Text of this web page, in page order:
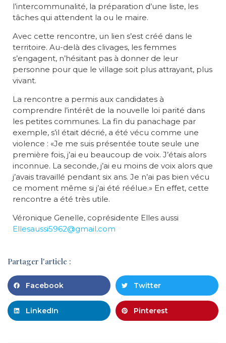
l’intercommunalité, la préparation d’une liste, les
tâches qui attendent la ou le maire.
Avec cette rencontre, un lien s’est créé dans le
territoire. Au-delà des clivages, les femmes
s’engagent, n’hésitant pas à donner de leur
personne pour que le village soit plus attrayant, plus
vivant.
La rencontre a permis aux candidates à
comprendre l’intérêt de la nouvelle loi parité dans
les petites communes. La fin du panachage par
exemple, s’il était décrié, a été vécu comme une
violence : «Je me suis présentée toute seule une
première fois, j’ai eu beaucoup de voix. J’étais alors
inconnue. La seconde, j’ai eu moins de voix alors que
j’avais travaillé pendant six ans. Je n’ai pas bien vécu
ce moment même si j’ai été réélue.» En effet, cette
rencontre a été très utile.
Véronique Genelle, coprésidente Elles aussi
Ellesaussi5962@gmail.com
Partager l'article :
Facebook Twitter
LinkedIn Pinterest